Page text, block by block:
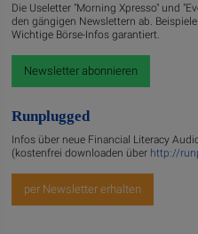
Die Useletter "Morning Xpresso" und
den gängigen Newslettern ab.
Wichtige Börse-Infos garantiert.
Newsletter abonnieren
Runplugged
Infos über neue Financial Literacy
(kostenfrei downloaden über http://
per Newsletter erhalten